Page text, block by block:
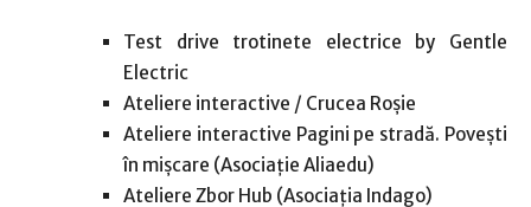
Test drive trotinete electrice by Gentle
Electric
Ateliere interactive / Crucea Roșie
Ateliere interactive Pagini pe stradă. Povești
în mișcare (Asociație Aliaedu)
Ateliere Zbor Hub (Asociația Indago)